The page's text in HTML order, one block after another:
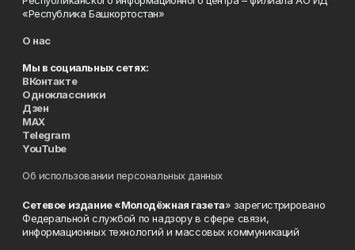
«Республика Башкортостан»
О нас
Мы в социальных сетях:
ВКонтакте
Одноклассники
Дзен
MAX
Telegram
YouTube
Об использовании персональных данных
Сетевое издание «Молодёжная газета» зарегистрировано
Федеральной службой по надзору в сфере связи,
информационных технологий и массовых коммуникаций